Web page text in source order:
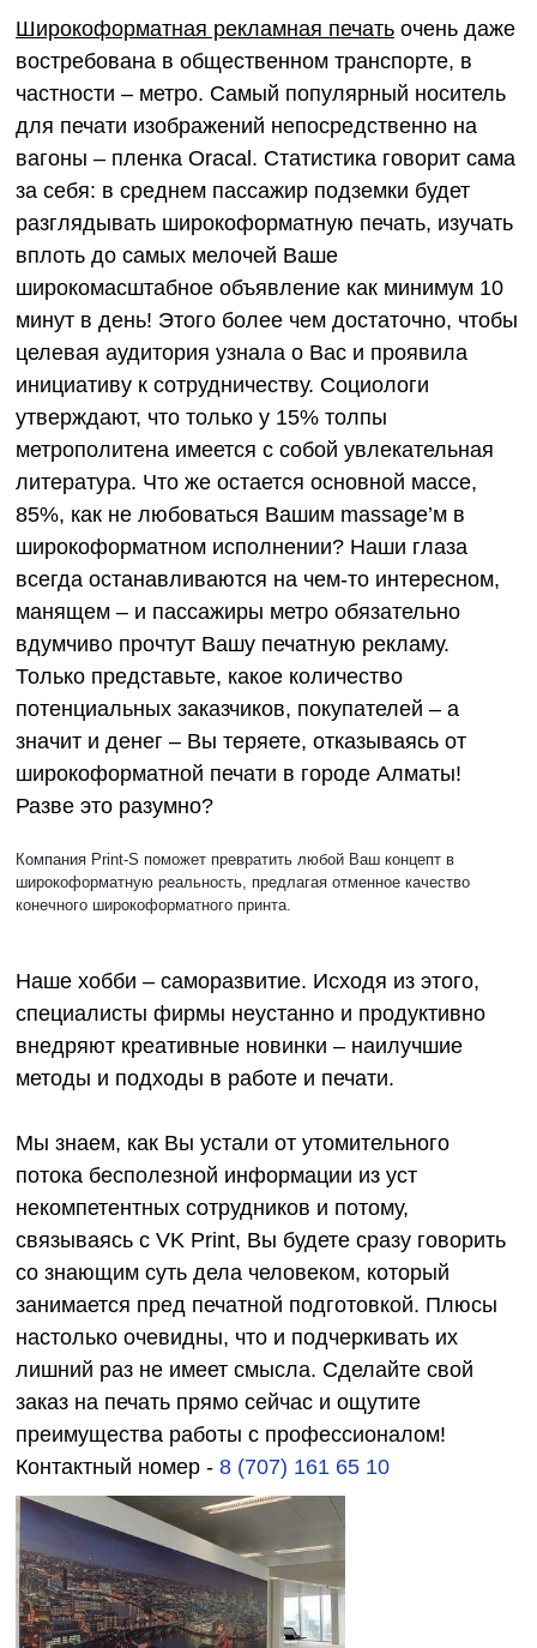
Широкоформатная рекламная печать очень даже
востребована в общественном транспорте, в
частности – метро. Самый популярный носитель
для печати изображений непосредственно на
вагоны – пленка Oracal. Статистика говорит сама
за себя: в среднем пассажир подземки будет
разглядывать широкоформатную печать, изучать
вплоть до самых мелочей Ваше
широкомасштабное объявление как минимум 10
минут в день! Этого более чем достаточно, чтобы
целевая аудитория узнала о Вас и проявила
инициативу к сотрудничеству. Социологи
утверждают, что только у 15% толпы
метрополитена имеется с собой увлекательная
литература. Что же остается основной массе,
85%, как не любоваться Вашим massage’м в
широкоформатном исполнении? Наши глаза
всегда останавливаются на чем-то интересном,
манящем – и пассажиры метро обязательно
вдумчиво прочтут Вашу печатную рекламу.
Только представьте, какое количество
потенциальных заказчиков, покупателей – а
значит и денег – Вы теряете, отказываясь от
широкоформатной печати в городе Алматы!
Разве это разумно?
Компания Print-S поможет превратить любой Ваш концепт в
широкоформатную реальность, предлагая отменное качество
конечного широкоформатного принта.
Наше хобби – саморазвитие. Исходя из этого,
специалисты фирмы неустанно и продуктивно
внедряют креативные новинки – наилучшие
методы и подходы в работе и печати.
Мы знаем, как Вы устали от утомительного
потока бесполезной информации из уст
некомпетентных сотрудников и потому,
связываясь с VK Print, Вы будете сразу говорить
со знающим суть дела человеком, который
занимается пред печатной подготовкой. Плюсы
настолько очевидны, что и подчеркивать их
лишний раз не имеет смысла. Сделайте свой
заказ на печать прямо сейчас и ощутите
преимущества работы с профессионалом!
Контактный номер - 8 (707) 161 65 10